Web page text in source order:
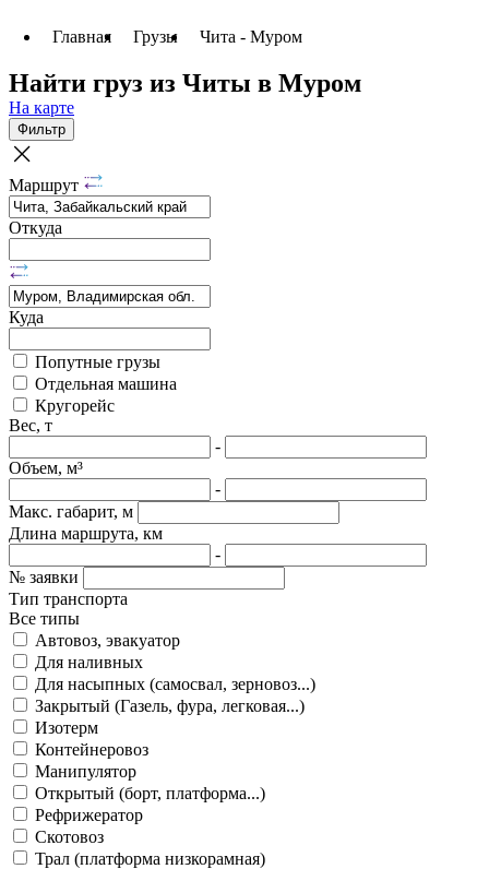
Главная Грузы Чита - Муром
Найти груз из Читы в Муром
На карте
Фильтр
Маршрут
Откуда
Куда
Попутные грузы
Отдельная машина
Кругорейс
Вес, т
-
Объем, м³
-
Макс. габарит, м
Длина маршрута, км
-
№ заявки
Тип транспорта
Все типы
Автовоз, эвакуатор
Для наливных
Для насыпных (самосвал, зерновоз...)
Закрытый (Газель, фура, легковая...)
Изотерм
Контейнеровоз
Манипулятор
Открытый (борт, платформа...)
Рефрижератор
Скотовоз
Трал (платформа низкорамная)